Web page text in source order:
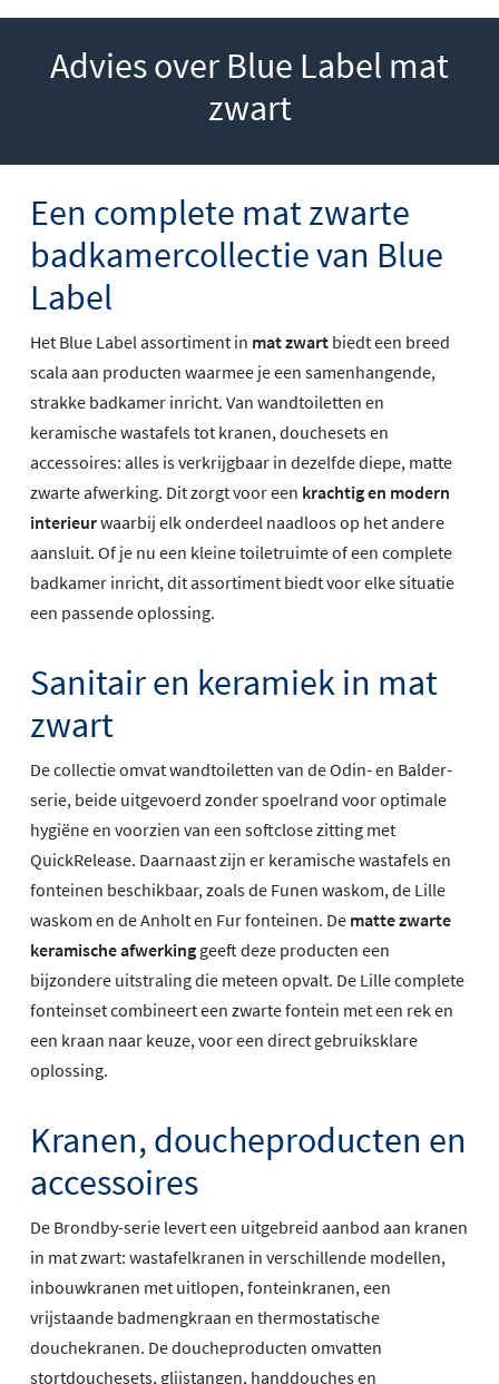
Advies over Blue Label mat
zwart
Een complete mat zwarte
badkamercollectie van Blue
Label
Het Blue Label assortiment in mat zwart biedt een breed
scala aan producten waarmee je een samenhangende,
strakke badkamer inricht. Van wandtoiletten en
keramische wastafels tot kranen, douchesets en
accessoires: alles is verkrijgbaar in dezelfde diepe, matte
zwarte afwerking. Dit zorgt voor een krachtig en modern
interieurwaarbij elk onderdeel naadloos op het andere
aansluit. Of je nu een kleine toiletruimte of een complete
badkamer inricht, dit assortiment biedt voor elke situatie
een passende oplossing.
Sanitair en keramiek in mat
zwart
De collectie omvat wandtoiletten van de Odin- en Balder-
serie, beide uitgevoerd zonder spoelrand voor optimale
hygiëne en voorzien van een softclose zitting met
QuickRelease. Daarnaast zijn er keramische wastafels en
fonteinen beschikbaar, zoals de Funen waskom, de Lille
waskom en de Anholt en Fur fonteinen. De matte zwarte
keramische afwerking geeft deze producten een
bijzondere uitstraling die meteen opvalt. De Lille complete
fonteinset combineert een zwarte fontein met een rek en
een kraan naar keuze, voor een direct gebruiksklare
oplossing.
Kranen, doucheproducten en
accessoires
De Brondby-serie levert een uitgebreid aanbod aan kranen
in mat zwart: wastafelkranen in verschillende modellen,
inbouwkranen met uitlopen, fonteinkranen, een
vrijstaande badmengkraan en thermostatische
douchekranen. De doucheproducten omvatten
stortdouchesets, glijstangen, handdouches en